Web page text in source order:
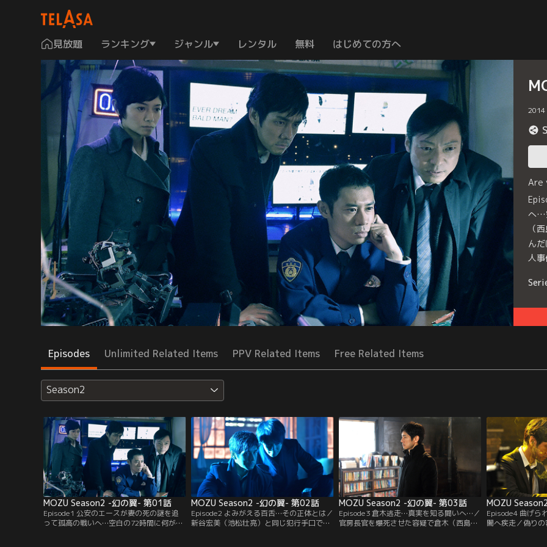
見放題 ランキング ジャンル レンタル 無料 はじめての方へ
2014
Are
へ…
（
ん
人
Episodes Unlimited Related Items PPV Related Items Free Related Items
Season2
MOZU Season2 -幻の翼- 第01話
Episode1 公安のエースが妻の死の謎を追
って孤高の戦いへ…空白の72時間に何が／
MOZU Season2 -幻の翼- 第02話
Episode2 よみがえる百舌…その正体とは／
新谷宏美（池松壮亮）と同じ犯行手口で殺
MOZU Season2 -幻の翼- 第03話
Episode3 倉木逃走…真実を知る闘いへ…／
官房長官を爆死させた容疑で倉木（西島秀
MOZU
Episode4 曲げら
闇へ疾走／偽り